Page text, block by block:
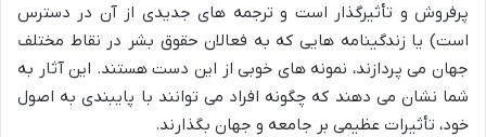
پرفروش و تأثیرگذار است و ترجمه های جدیدی از آن در دسترس
است) یا زندگینامه هایی که به فعالان حقوق بشر در نقاط مختلف
جهان می پردازند، نمونه های خوبی از این دست هستند. این آثار به
شما نشان می دهند که چگونه افراد می توانند با پایبندی به اصول
خود، تأثیرات عظیمی بر جامعه و جهان بگذارند.